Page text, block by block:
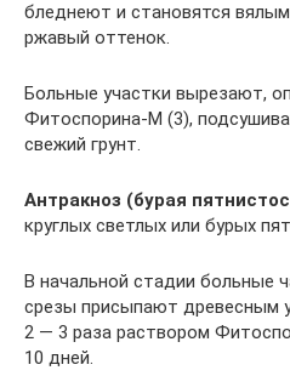
бледнеют и становятся
ржавый оттенок.
Больные участки вырезают,
Фитоспорина-М (3),
свежий грунт.
Антракноз (бурая
круглых светлых или бурых
В начальной стадии больные
срезы присыпают древесным
2 — 3 раза раствором
10 дней.